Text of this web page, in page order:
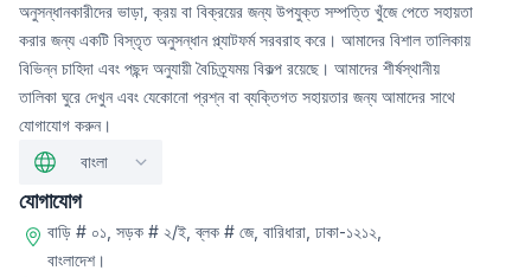
অনুসন্ধানকারীদের ভাড়া, ক্রয় বা বিক্রয়ের জন্য উপযুক্ত সম্পত্তি খুঁজে পেতে সহায়তা
করার জন্য একটি বিস্তৃত অনুসন্ধান প্ল্যাটফর্ম সরবরাহ করে। আমাদের বিশাল তালিকায়
বিভিন্ন চাহিদা এবং পছন্দ অনুযায়ী বৈচিত্র্যময় বিকল্প রয়েছে। আমাদের শীর্ষস্থানীয়
তালিকা ঘুরে দেখুন এবং যেকোনো প্রশ্ন বা ব্যক্তিগত সহায়তার জন্য আমাদের সাথে
যোগাযোগ করুন।
বাংলা
যোগাযোগ
বাড়ি # ০১, সড়ক # ২/ই, ব্লক # জে, বারিধারা, ঢাকা-১২১২,
বাংলাদেশ।